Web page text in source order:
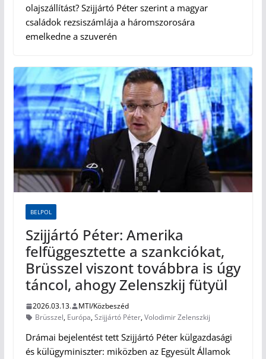
olajszállítást? Szijjártó Péter szerint a magyar
családok rezsiszámlája a háromszorosára
emelkedne a szuverén
BELPOL
Szijjártó Péter: Amerika
felfüggesztette a szankciókat,
Brüsszel viszont továbbra is úgy
táncol, ahogy Zelenszkij fütyül
2026.03.13.
MTI/Közbeszéd
Brüsszel, Európa,Szijjártó Péter,Volodimir Zelenszkij
Drámai bejelentést tett Szijjártó Péter külgazdasági
és külügyminiszter: miközben az Egyesült Államok